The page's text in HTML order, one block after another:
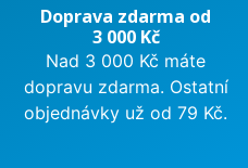
Doprava zdarma od
3 000 Kč
Nad 3 000 Kč máte
dopravu zdarma. Ostatní
objednávky už od 79 Kč.